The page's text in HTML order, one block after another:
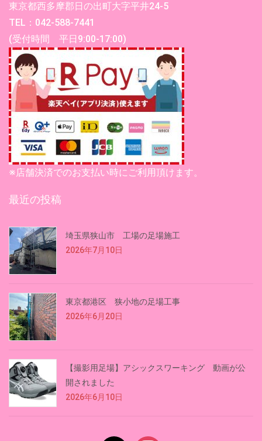
東京都西多摩郡日の出町大字平井24-5
TEL：042-588-7441
(受付時間 平日9:00-17:00)
※店舗決済でのお支払い時にご利用頂けます。
最近の投稿
埼玉県狭山市 工場の足場施工
2026年7月10日
東京都港区 狭小地の足場工事
2026年6月20日
【撮影用足場】アシックスワーキング 動画が公
開されました
2026年6月10日